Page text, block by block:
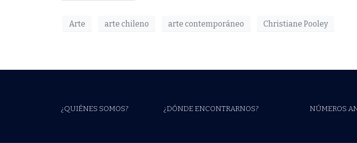
Arte arte chileno arte contemporáneo Christiane Pooley
¿QUIÉNES SOMOS? ¿DÓNDE ENCONTRARNOS? NÚMEROS